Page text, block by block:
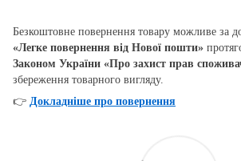
Безкоштовне повернення товару можливе за
«Легке повернення від Нової пошти»
Законом України «Про захист прав
збереження товарного вигляду.
👉 Докладніше про повернення